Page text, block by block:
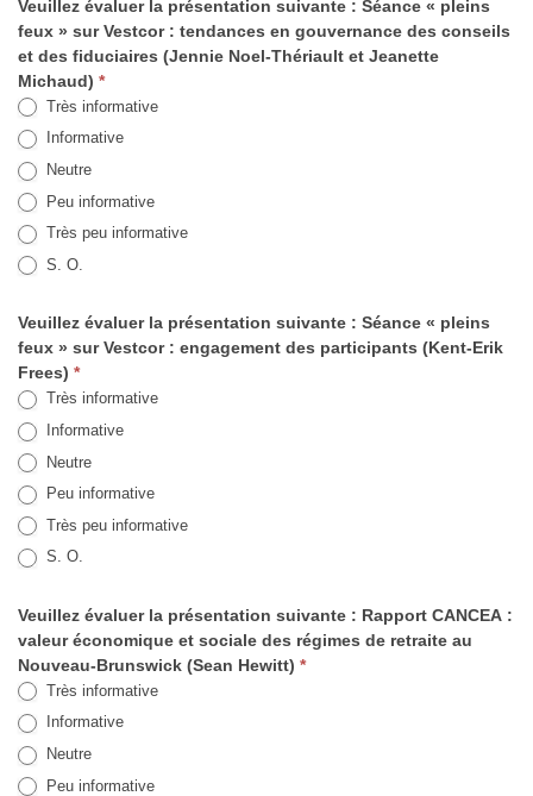
Veuillez évaluer la présentation suivante : Séance « pleins
feux » sur Vestcor : tendances en gouvernance des conseils
et des fiduciaires (Jennie Noel-Thériault et Jeanette
Michaud) *
Très informative
Informative
Neutre
Peu informative
Très peu informative
S. O.
Veuillez évaluer la présentation suivante : Séance « pleins
feux » sur Vestcor : engagement des participants (Kent-Erik
Frees) *
Très informative
Informative
Neutre
Peu informative
Très peu informative
S. O.
Veuillez évaluer la présentation suivante : Rapport CANCEA :
valeur économique et sociale des régimes de retraite au
Nouveau-Brunswick (Sean Hewitt) *
Très informative
Informative
Neutre
Peu informative